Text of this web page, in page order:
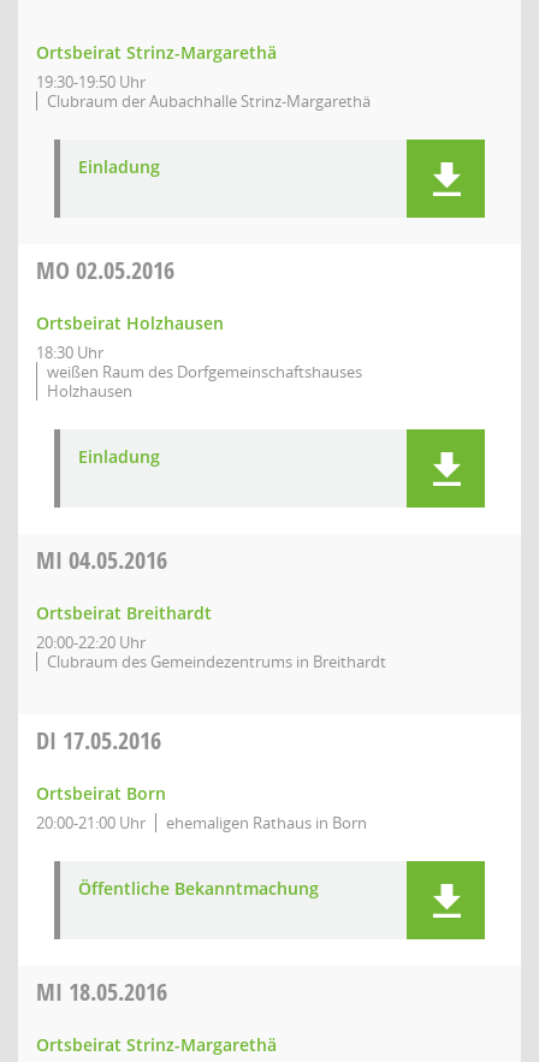
Ortsbeirat Strinz-Margarethä
19:30-19:50 Uhr
Clubraum der Aubachhalle Strinz-Margarethä
Einladung
MO 02.05.2016
Ortsbeirat Holzhausen
18:30 Uhr
weißen Raum des Dorfgemeinschaftshauses
Holzhausen
Einladung
MI 04.05.2016
Ortsbeirat Breithardt
20:00-22:20 Uhr
Clubraum des Gemeindezentrums in Breithardt
DI 17.05.2016
Ortsbeirat Born
20:00-21:00 Uhr ehemaligen Rathaus in Born
Öffentliche Bekanntmachung
MI 18.05.2016
Ortsbeirat Strinz-Margarethä